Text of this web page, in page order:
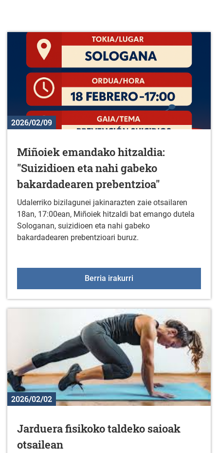
2026/02/09
Miñoiek emandako hitzaldia:
"Suizidioen eta nahi gabeko
bakardadearen prebentzioa"
Udalerriko bizilagunei jakinarazten zaie otsailaren
18an, 17:00ean, Miñoiek hitzaldi bat emango dutela
Sologanan, suizidioen eta nahi gabeko
bakardadearen prebentzioari buruz.
Berria irakurri
2026/02/02
Jarduera fisikoko taldeko saioak
otsailean